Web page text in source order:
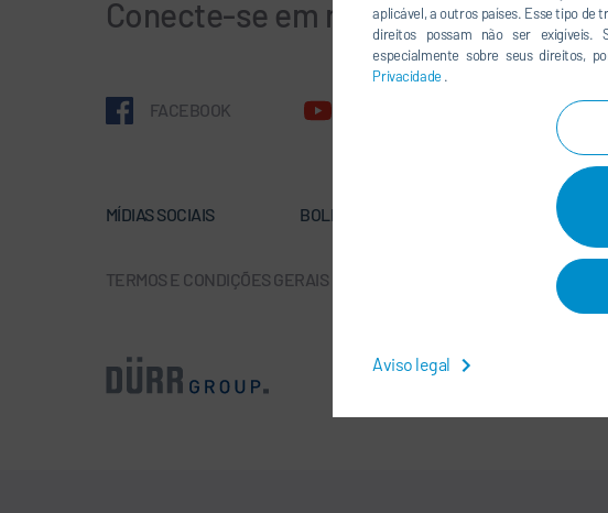
aplicável, a outros países. Esse tipo de
direitos possam não ser exigíveis.
especialmente sobre seus direitos,
Privacidade .
Aviso legal
Conecte-se em rede conosco
FACEBOOK LINKEDIN
MÍDIAS SOCIAIS BOLETÍN DE NOTICIAS
TERMOS E CONDIÇÕES GERAIS IMPRIMIR